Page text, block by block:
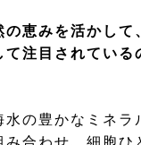
の恵みを活かして
て注目されている
水の豊かなミネラ
み合わせ、細胞ひ